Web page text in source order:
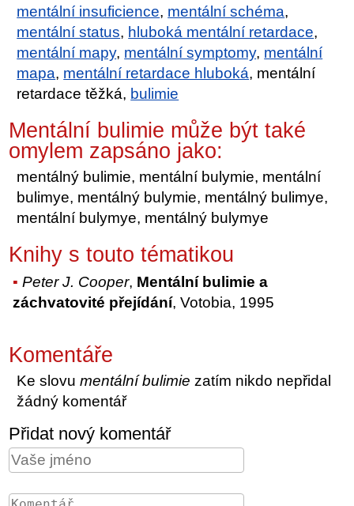
mentální insuficience, mentální schéma,
mentální status, hluboká mentální retardace,
mentální mapy, mentální symptomy, mentální
mapa, mentální retardace hluboká, mentální
retardace těžká, bulimie
Mentální bulimie může být také
omylem zapsáno jako:
mentálný bulimie, mentální bulymie, mentální
bulimye, mentálný bulymie, mentálný bulimye,
mentální bulymye, mentálný bulymye
Knihy s touto tématikou
Peter J. Cooper, Mentální bulimie a
záchvatovité přejídání, Votobia, 1995
Komentáře
Ke slovumentální bulimie zatím nikdo nepřidal
žádný komentář
Přidat nový komentář